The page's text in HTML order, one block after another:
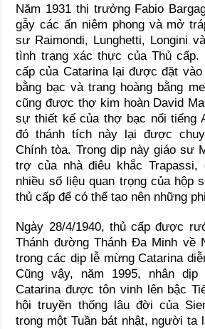
Năm 1931 thị trưởng Fabio
gẫy các ấn niêm phong và mở
sư Raimondi, Lunghetti, Longini
tình trạng xác thực của Thủ cấp.
cấp của Catarina lại được đặt
bằng bạc và trang hoàng bằng
cũng được thợ kim hoàn David
sự thiết kế của thợ bạc nổi tiếng
đó thánh tích này lại được
Chính tòa. Trong dịp này giáo sư
trợ của nhà điêu khắc Trapassi,
nhiều số liệu quan trọng của hộp
thủ cấp để có thể tạo nên những
Ngày 28/4/1940, thủ cấp được
Thánh đường Thánh Đa Minh về
trong các dịp lễ mừng Catarina
Cũng vậy, năm 1995, nhân
Catarina được tôn vinh lên bậc
hội truyền thống lâu đời của
trong một Tuần bát nhật, người ta